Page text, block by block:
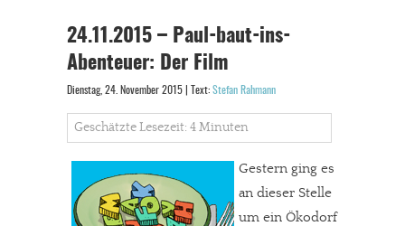
24.11.2015 – Paul-baut-ins-
Abenteuer: Der Film
Dienstag, 24. November 2015 | Text: Stefan Rahmann
Geschätzte Lesezeit: 4 Minuten
Gestern ging es
an dieser Stelle
um ein Ökodorf